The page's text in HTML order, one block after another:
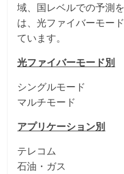
域、国レベルでの予測
は、光ファイバーモー
ています。
光ファイバーモード別
シングルモード
マルチモード
アプリケーション別
テレコム
石油・ガス